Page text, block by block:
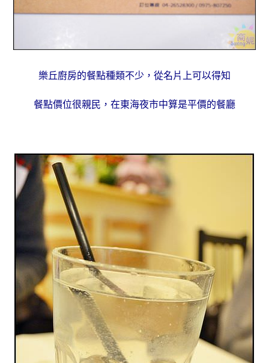
樂丘廚房的餐點種類不少，從名片上可以得知
餐點價位很親民，在東海夜市中算是平價的餐廳